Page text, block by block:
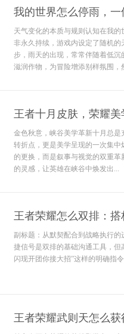
我的世界怎么停雨，
天气变化的本质与规则认知在我
非永久持续，游戏内设定了随机
步，雨天的出现，常常伴随着低
滋润作物，为冒险增添别样氛围
王者十月皮肤，荣耀
金色秋意，峡谷美学革新十月总
转折点，更是美学呈现的一次集
的更换，而是叙事与视觉的双重
的灵感，让英雄在峡谷中焕发出...
王者荣耀怎么双排：
副标题：从默契配合到战略执行
捷信号是双排的基础沟通工具，
闪现开团你接大招”这样的明确指
王者荣耀武则天怎么